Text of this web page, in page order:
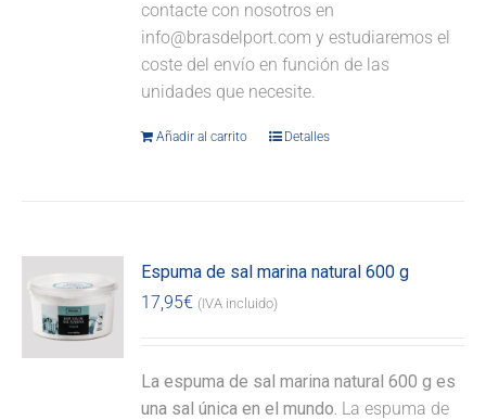
contacte con nosotros en
info@brasdelport.com y estudiaremos el
coste del envío en función de las
unidades que necesite.
Añadir al carrito Detalles
Espuma de sal marina natural 600 g
17,95€ (IVA incluido)
La espuma de sal marina natural 600 g es
una sal única en el mundo. La espuma de